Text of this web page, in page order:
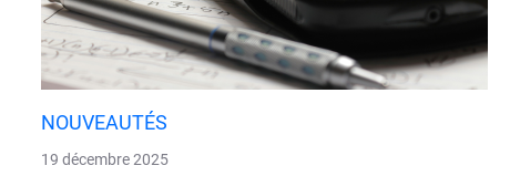
NOUVEAUTÉS
19 décembre 2025